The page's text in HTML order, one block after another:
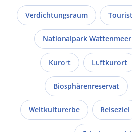
Verdichtungsraum
Nationalpark Wattenmeer
Kurort Luftkurort
Biosphärenreservat
Weltkulturerbe Reiseziel